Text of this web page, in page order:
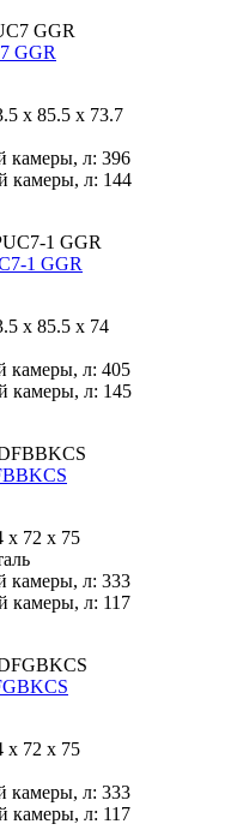
GGR
х 85.5 х 73.7
камеры, л: 396
камеры, л: 144
1 GGR
х 85.5 х 74
камеры, л: 405
камеры, л: 145
х 72 х 75
камеры, л: 333
камеры, л: 117
х 72 х 75
камеры, л: 333
камеры, л: 117